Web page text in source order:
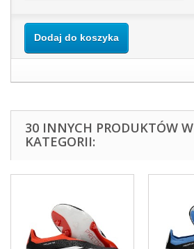
Dodaj do koszyka
30 INNYCH PRODUKTÓW W
KATEGORII: